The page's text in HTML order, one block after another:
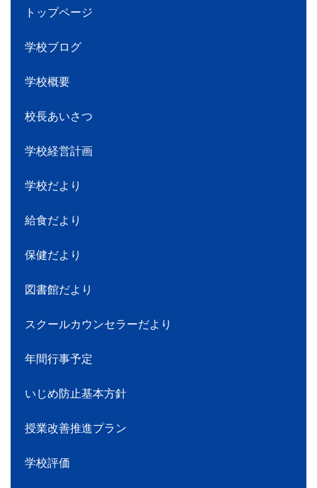
トップページ
学校ブログ
学校概要
校長あいさつ
学校経営計画
学校だより
給食だより
保健だより
図書館だより
スクールカウンセラーだより
年間行事予定
いじめ防止基本方針
授業改善推進プラン
学校評価